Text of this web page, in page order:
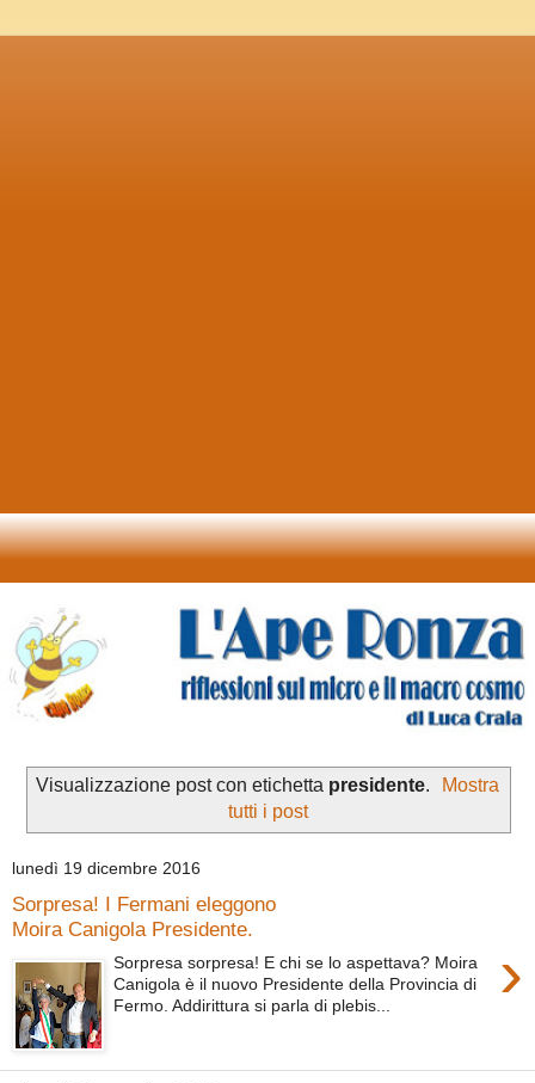
Visualizzazione post con etichetta presidente.
Mostra
tutti i post
lunedì 19 dicembre 2016
Sorpresa! I Fermani eleggono
Moira Canigola Presidente.
›
Sorpresa sorpresa! E chi se lo aspettava? Moira
Canigola è il nuovo Presidente della Provincia di
Fermo. Addirittura si parla di plebis...